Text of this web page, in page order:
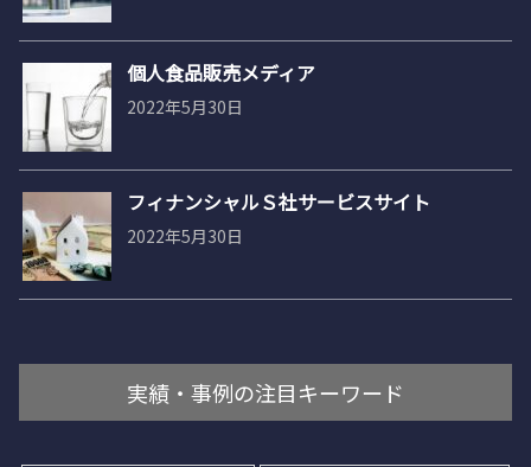
個人食品販売メディア
2022年5月30日
フィナンシャルＳ社サービスサイト
2022年5月30日
実績・事例の注目キーワード